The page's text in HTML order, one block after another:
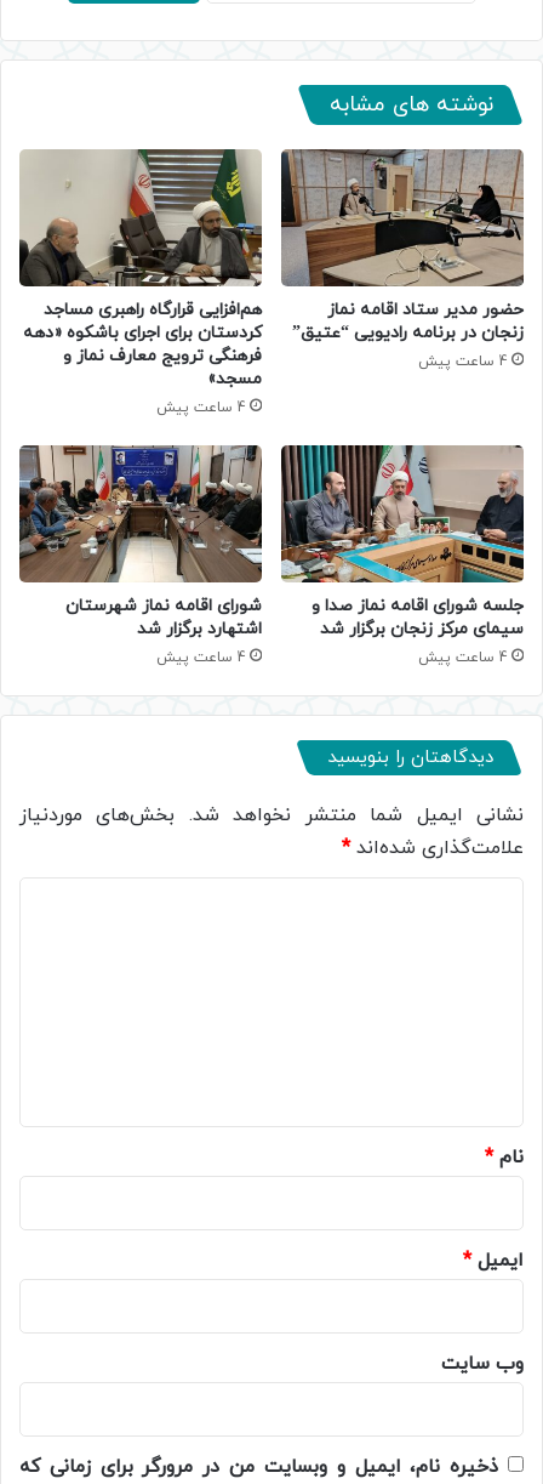
نوشته های مشابه
حضور مدیر ستاد اقامه نماز
زنجان در برنامه رادیویی “عتیق”
4 ساعت پیش
هم‌افزایی قرارگاه راهبری مساجد
کردستان برای اجرای باشکوه «دهه
فرهنگی ترویج معارف نماز و
مسجد»
4 ساعت پیش
جلسه شورای اقامه نماز صدا و
سیمای مرکز زنجان برگزار شد
4 ساعت پیش
شورای اقامه نماز شهرستان
اشتهارد برگزار شد
4 ساعت پیش
دیدگاهتان را بنویسید
نشانی ایمیل شما منتشر نخواهد شد. بخش‌های موردنیاز
علامت‌گذاری شده‌اند*
نام*
ایمیل*
وب‌ سایت
ذخیره نام، ایمیل و وبسایت من در مرورگر برای زمانی که